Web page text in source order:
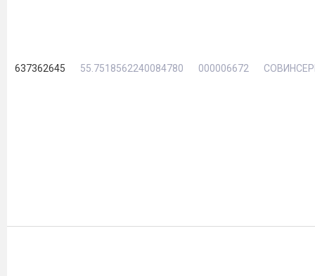
637362645 55.7518562240084780 000006672